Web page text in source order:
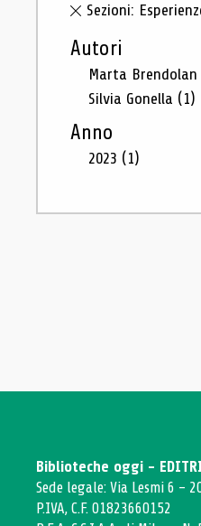
Sezioni:
Autori
Marta Brendolan
Silvia Gonella (1)
Anno
2023 (1)
Biblioteche oggi -
Sede legale: Via Lesmi 6 -
P.IVA, C.F. 01823660152